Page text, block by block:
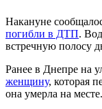
Накануне
погибли в ДТП.
встречную полосу
Ранее в Днепре на
женщину, которая
она умерла на месте.